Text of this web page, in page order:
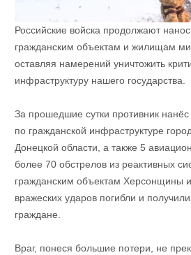
Российские войска продолжают
гражданским объектам и жилищам
оставляя намерений уничтожить
инфраструктуру нашего государства.
За прошедшие сутки противник
по гражданской инфраструктуре
Донецкой области, а также 5
более 70 обстрелов из реактивных
гражданским объектам Херсонщины
вражеских ударов погибли и
граждане.
Враг, понеся большие потери, не